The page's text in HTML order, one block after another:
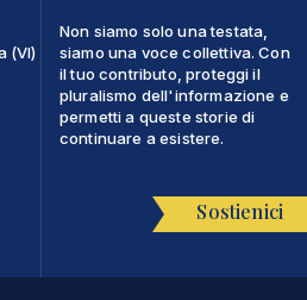
(VI)
Non siamo solo una testata,
siamo una voce collettiva. Con
il tuo contributo, proteggi il
pluralismo dell'informazione e
permetti a queste storie di
continuare a esistere.
Sostienici